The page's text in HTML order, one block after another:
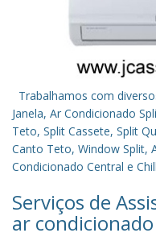
Trabalhamos com
Janela, Ar Condicionado
Teto, Split Cassete, Split
Canto Teto, Window Split,
Condicionado Central e
Serviços de
ar